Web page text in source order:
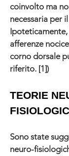
coinvolto ma
necessaria per
afferenze
corno dorsale
riferito. [1])
TEORIE
Sono state
neuro-